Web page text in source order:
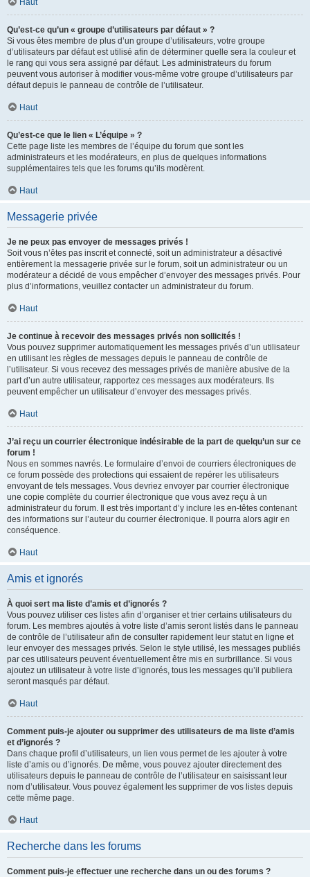
Haut
Qu’est-ce qu’un « groupe d’utilisateurs par défaut » ?
Si vous êtes membre de plus d’un groupe d’utilisateurs, votre groupe
d’utilisateurs par défaut est utilisé afin de déterminer quelle sera la couleur et
le rang qui vous sera assigné par défaut. Les administrateurs du forum
peuvent vous autoriser à modifier vous-même votre groupe d’utilisateurs par
défaut depuis le panneau de contrôle de l’utilisateur.
Haut
Qu’est-ce que le lien « L’équipe » ?
Cette page liste les membres de l’équipe du forum que sont les
administrateurs et les modérateurs, en plus de quelques informations
supplémentaires tels que les forums qu’ils modèrent.
Haut
Messagerie privée
Je ne peux pas envoyer de messages privés !
Soit vous n’êtes pas inscrit et connecté, soit un administrateur a désactivé
entièrement la messagerie privée sur le forum, soit un administrateur ou un
modérateur a décidé de vous empêcher d’envoyer des messages privés. Pour
plus d’informations, veuillez contacter un administrateur du forum.
Haut
Je continue à recevoir des messages privés non sollicités !
Vous pouvez supprimer automatiquement les messages privés d’un utilisateur
en utilisant les règles de messages depuis le panneau de contrôle de
l’utilisateur. Si vous recevez des messages privés de manière abusive de la
part d’un autre utilisateur, rapportez ces messages aux modérateurs. Ils
peuvent empêcher un utilisateur d’envoyer des messages privés.
Haut
J’ai reçu un courrier électronique indésirable de la part de quelqu’un sur ce
forum !
Nous en sommes navrés. Le formulaire d’envoi de courriers électroniques de
ce forum possède des protections qui essaient de repérer les utilisateurs
envoyant de tels messages. Vous devriez envoyer par courrier électronique
une copie complète du courrier électronique que vous avez reçu à un
administrateur du forum. Il est très important d’y inclure les en-têtes contenant
des informations sur l’auteur du courrier électronique. Il pourra alors agir en
conséquence.
Haut
Amis et ignorés
À quoi sert ma liste d’amis et d’ignorés ?
Vous pouvez utiliser ces listes afin d’organiser et trier certains utilisateurs du
forum. Les membres ajoutés à votre liste d’amis seront listés dans le panneau
de contrôle de l’utilisateur afin de consulter rapidement leur statut en ligne et
leur envoyer des messages privés. Selon le style utilisé, les messages publiés
par ces utilisateurs peuvent éventuellement être mis en surbrillance. Si vous
ajoutez un utilisateur à votre liste d’ignorés, tous les messages qu’il publiera
seront masqués par défaut.
Haut
Comment puis-je ajouter ou supprimer des utilisateurs de ma liste d’amis
et d’ignorés ?
Dans chaque profil d’utilisateurs, un lien vous permet de les ajouter à votre
liste d’amis ou d’ignorés. De même, vous pouvez ajouter directement des
utilisateurs depuis le panneau de contrôle de l’utilisateur en saisissant leur
nom d’utilisateur. Vous pouvez également les supprimer de vos listes depuis
cette même page.
Haut
Recherche dans les forums
Comment puis-je effectuer une recherche dans un ou des forums ?